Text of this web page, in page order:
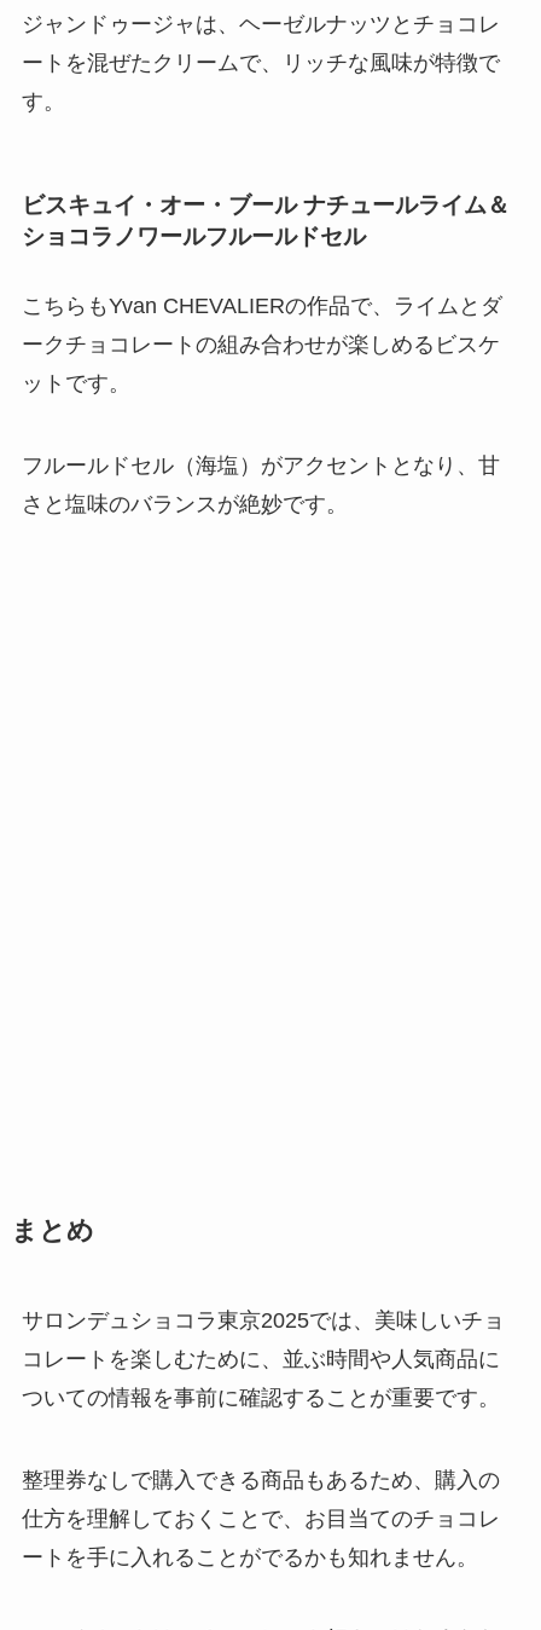
ジャンドゥージャは、ヘーゼルナッツとチョコレ
ートを混ぜたクリームで、リッチな風味が特徴で
す。
ビスキュイ・オー・ブール ナチュールライム＆
ショコラノワールフルールドセル
こちらもYvan CHEVALIERの作品で、ライムとダ
ークチョコレートの組み合わせが楽しめるビスケ
ットです。
フルールドセル（海塩）がアクセントとなり、甘
さと塩味のバランスが絶妙です。
まとめ
サロンデュショコラ東京2025では、美味しいチョ
コレートを楽しむために、並ぶ時間や人気商品に
ついての情報を事前に確認することが重要です。
整理券なしで購入できる商品もあるため、購入の
仕方を理解しておくことで、お目当てのチョコレ
ートを手に入れることがでるかも知れません。